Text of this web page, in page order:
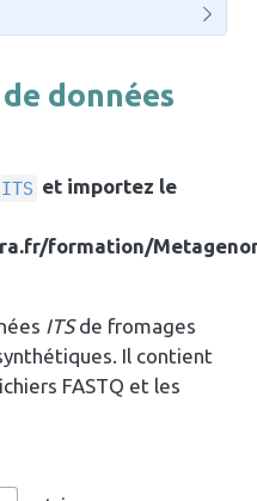
données
ITS et importez le
formation/
ITSde fromages
Il contient
FASTQ et les